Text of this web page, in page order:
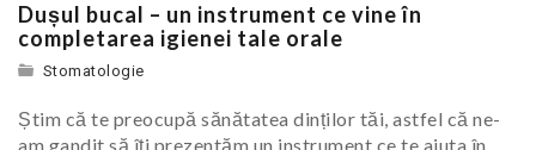
Dușul bucal – un instrument ce vine în
completarea igienei tale orale
Stomatologie
Știm că te preocupă sănătatea dinților tăi, astfel că ne-
am gandit să îți prezentăm un instrument ce te ajuta în